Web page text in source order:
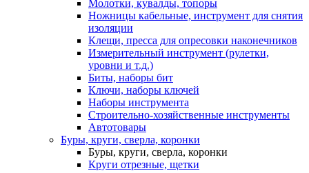
Молотки, кувалды, топоры
Ножницы кабельные, инструмент для снятия
изоляции
Клещи, пресса для опресовки наконечников
Измерительный инструмент (рулетки,
уровни и т.д.)
Биты, наборы бит
Ключи, наборы ключей
Наборы инструмента
Строительно-хозяйственные инструменты
Автотовары
Буры, круги, сверла, коронки
Буры, круги, сверла, коронки
Круги отрезные, щетки